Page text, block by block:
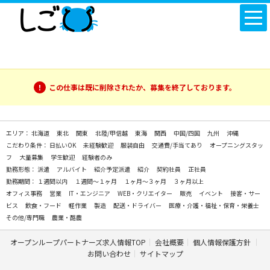
この仕事は既に削除されたか、募集を終了しております。
エリア： 北海道 東北 関東 北陸/甲信越 東海 関西 中国/四国 九州
沖縄
こだわり条件： 日払いOK 未経験歓迎 服装自由 交通費/手当てあり
オープニングスタッ
フ
大量募集 学生歓迎
経験者のみ
勤務形態： 派遣 アルバイト 紹介予定派遣 紹介 契約社員
正社員
勤務期間： １週間以内 １週間～１ヶ月 １ヶ月～３ヶ月
３ヶ月以上
オフィス事務
営業 IT・エンジニア WEB・クリエイター 販売 イベント
接客・サー
ビス
飲食・フード 軽作業 製造 配送・ドライバー
医療・介護・福祉・保育・栄養士
その他/専門職
農業・酪農
オープンループパートナーズ求人情報TOP 会社概要
個人情報保護方針
お問い合わせ
サイトマップ